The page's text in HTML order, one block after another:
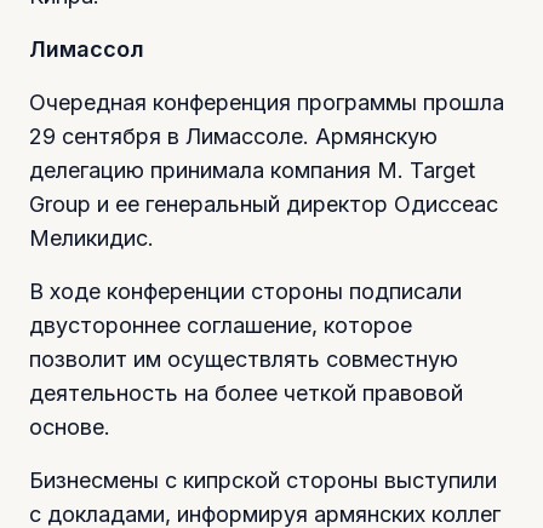
Лимассол
Очередная конференция программы прошла
29 сентября в Лимассоле. Армянскую
делегацию принимала компания M. Target
Group и ее генеральный директор Одиссеас
Меликидис.
В ходе конференции стороны подписали
двустороннее соглашение, которое
позволит им осуществлять совместную
деятельность на более четкой правовой
основе.
Бизнесмены с кипрской стороны выступили
с докладами, информируя армянских коллег